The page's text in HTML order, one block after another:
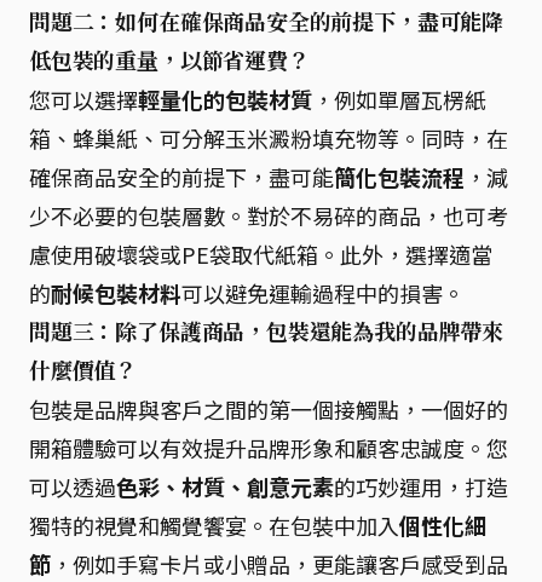
問題二：如何在確保商品安全的前提下，盡可能降
低包裝的重量，以節省運費？
您可以選擇輕量化的包裝材質 ，例如單層瓦楞紙
箱、蜂巢紙、可分解玉米澱粉填充物等。同時，在
確保商品安全的前提下，盡可能簡化包裝流程 ，減
少不必要的包裝層數。對於不易碎的商品，也可考
慮使用破壞袋或PE袋取代紙箱。此外，選擇適當
的耐候包裝材料可以避免運輸過程中的損害。
問題三：除了保護商品，包裝還能為我的品牌帶來
什麼價值？
包裝是品牌與客戶之間的第一個接觸點，一個好的
開箱體驗可以有效提升品牌形象和顧客忠誠度。您
可以透過色彩、材質、創意元素的巧妙運用，打造
獨特的視覺和觸覺饗宴。在包裝中加入個性化細
節 ，例如手寫卡片或小贈品，更能讓客戶感受到品